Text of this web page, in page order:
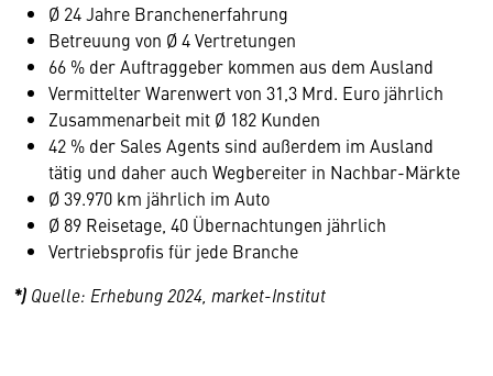
Ø 24 Jahre Branchenerfahrung
Betreuung von Ø 4 Vertretungen
66 % der Auftraggeber kommen aus dem Ausland
Vermittelter Warenwert von 31,3 Mrd. Euro jährlich
Zusammenarbeit mit Ø 182 Kunden
42 % der Sales Agents sind außerdem im Ausland
tätig und daher auch Wegbereiter in Nachbar-Märkte
Ø 39.970 km jährlich im Auto
Ø 89 Reisetage, 40 Übernachtungen jährlich
Vertriebsprofis für jede Branche
*) Quelle: Erhebung 2024, market-Institut